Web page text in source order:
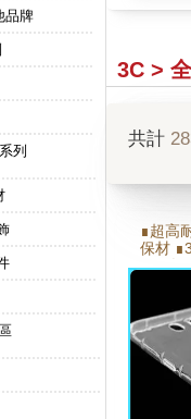
品牌
列
3C >
共計
∎超高
保材
∎側邊
折能